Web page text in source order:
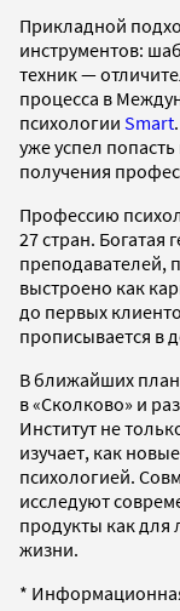
Прикладной
инструментов:
техник —
процесса в
психологии Smart
уже успел
получения
Профессию
27 стран. Богатая
преподавателей,
выстроено как
до первых
прописывается в
В ближайших
в «Сколково» и
Институт не
изучает, как
психологией.
исследуют
продукты как для
жизни.
*